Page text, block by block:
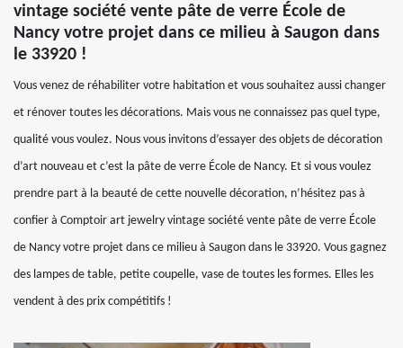
vintage société vente pâte de verre École de
Nancy votre projet dans ce milieu à Saugon dans
le 33920 !
Vous venez de réhabiliter votre habitation et vous souhaitez aussi changer
et rénover toutes les décorations. Mais vous ne connaissez pas quel type,
qualité vous voulez. Nous vous invitons d’essayer des objets de décoration
d’art nouveau et c’est la pâte de verre École de Nancy. Et si vous voulez
prendre part à la beauté de cette nouvelle décoration, n’hésitez pas à
confier à Comptoir art jewelry vintage société vente pâte de verre École
de Nancy votre projet dans ce milieu à Saugon dans le 33920. Vous gagnez
des lampes de table, petite coupelle, vase de toutes les formes. Elles les
vendent à des prix compétitifs !